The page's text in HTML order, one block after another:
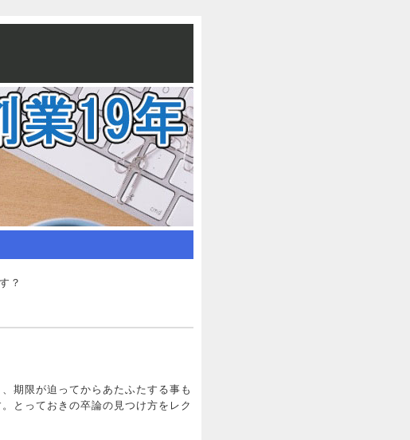
？
期限が迫ってからあたふたする事も
とっておきの卒論の見つけ方をレク